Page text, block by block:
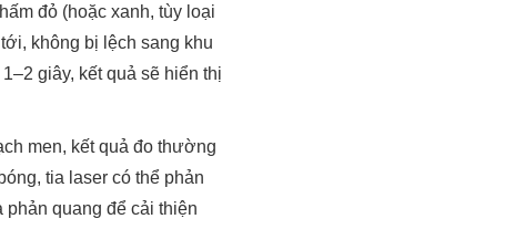
đỏ (hoặc xanh, tùy loại
không bị lệch sang khu
giây, kết quả sẽ hiển thị
men, kết quả đo thường
tia laser có thể phản
quang để cải thiện